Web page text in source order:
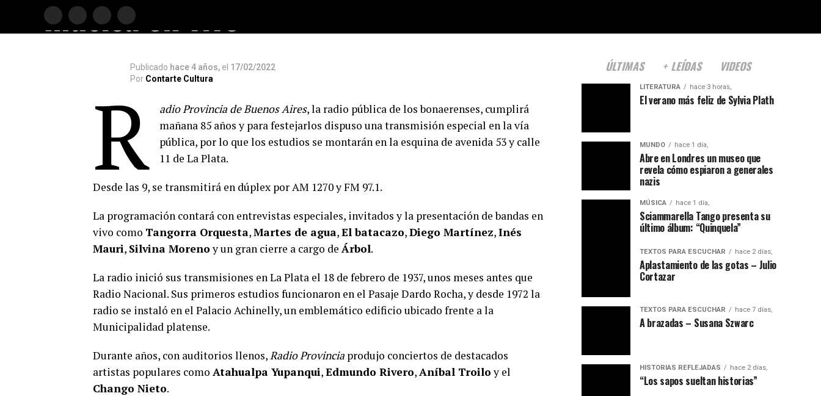
música en vivo
Publicado hace 4 años, el 17/02/2022
Por Contarte Cultura
R adio Provincia de Buenos Aires, la radio pública de los bonaerenses, cumplirá
mañana 85 años y para festejarlos dispuso una transmisión especial en la vía
pública, por lo que los estudios se montarán en la esquina de avenida 53 y calle
11 de La Plata.
Desde las 9, se transmitirá en dúplex por AM 1270 y FM 97.1.
La programación contará con entrevistas especiales, invitados y la presentación de bandas en
vivo como Tangorra Orquesta,Martes de agua,El batacazo,Diego Martínez,Inés
Mauri, Silvina Morenoy un gran cierre a cargo deÁrbol.
La radio inició sus transmisiones en La Plata el 18 de febrero de 1937, unos meses antes que
Radio Nacional. Sus primeros estudios funcionaron en el Pasaje Dardo Rocha, y desde 1972 la
radio se instaló en el Palacio Achinelly, un emblemático edificio ubicado frente a la
Municipalidad platense.
Durante años, con auditorios llenos,Radio Provincia produjo conciertos de destacados
artistas populares como Atahualpa Yupanqui,Edmundo Rivero,Aníbal Troiloy el
Chango Nieto.
ÚLTIMAS + LEÍDAS VIDEOS
LITERATURA hace 3 horas,
El verano más feliz de Sylvia Plath
MUNDO hace 1 día,
Abre en Londres un museo que
revela cómo espiaron a generales
nazis
MÚSICA hace 1 día,
Sciammarella Tango presenta su
último álbum: “Quinquela”
TEXTOS PARA ESCUCHAR hace 2 días,
Aplastamiento de las gotas – Julio
Cortazar
TEXTOS PARA ESCUCHAR hace 7 días,
A brazadas – Susana Szwarc
HISTORIAS REFLEJADAS hace 2 días,
“ Los sapos sueltan historias”